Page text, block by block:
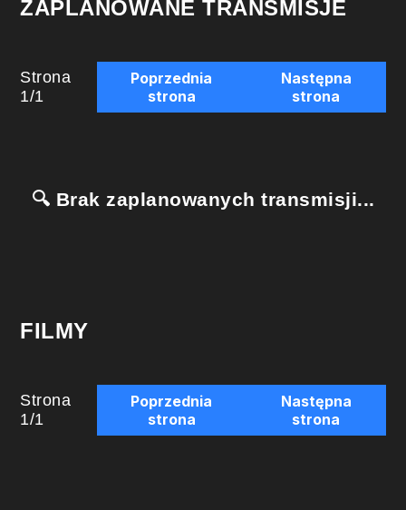
ZAPLANOWANE TRANSMISJE
Strona
1/1
Poprzednia
strona
Następna
strona
🔍 Brak zaplanowanych transmisji...
FILMY
Strona
1/1
Poprzednia
strona
Następna
strona